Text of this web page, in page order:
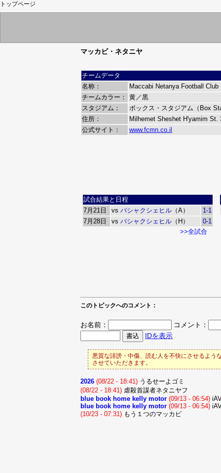
トップページ
マッカビ・ネタニヤ
チームデータ
名称：
Maccabi Netanya Football Club
チームカラー：
黄／黒
スタジアム：
ボックス・スタジアム（Box
住所：
Milhemet Sheshet H'yamim St.
公式サイト：
www.fcmn.co.il
試合結果と日程
7月21日
vs バシャクシェヒル （A）
1-1
7月28日
vs バシャクシェヒル （H）
0-1
>>全試合
このトピックへのコメント：
お名前：
コメント：
IDを表示
悪質な誹謗・中傷、読む人を不快にさせるよう
させていただきます。
2026 (08/22 - 18:41) うるせーよ
(08/22 - 18:41) 虐殺首謀者ネタニヤフ
blue book home kelly motor (09/13 - 06:54)
blue book home kelly motor (09/13 - 06:54)
(10/23 - 07:31) もう１つのマッカビ